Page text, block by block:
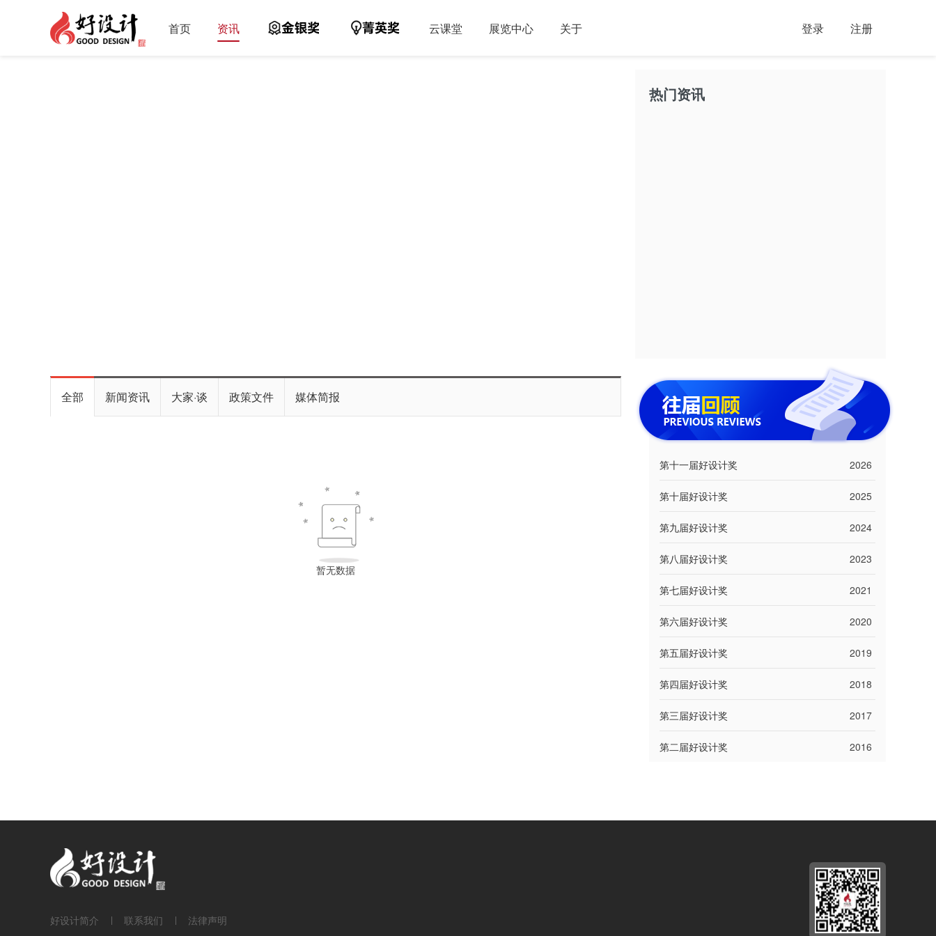
首页 资讯 云课堂 展览中心 关于 登录 注册
全部 新闻资讯 大家·谈 政策文件 媒体简报
暂无数据
热门资讯
第十一届好设计奖 2026
第十届好设计奖 2025
第九届好设计奖 2024
第八届好设计奖 2023
第七届好设计奖 2021
第六届好设计奖 2020
第五届好设计奖 2019
第四届好设计奖 2018
第三届好设计奖 2017
第二届好设计奖 2016
好设计简介 联系我们 法律声明